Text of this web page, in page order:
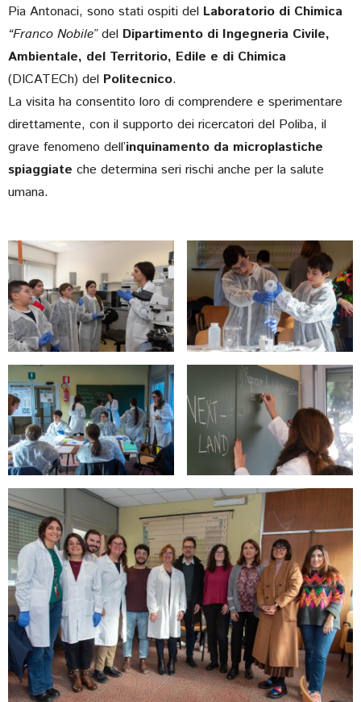
Pia Antonaci, sono stati ospiti del Laboratorio di Chimica
“Franco Nobile”del Dipartimento di Ingegneria Civile,
Ambientale, del Territorio, Edile e di Chimica
(DICATECh) del Politecnico.
La visita ha consentito loro di comprendere e sperimentare
direttamente, con il supporto dei ricercatori del Poliba, il
grave fenomeno dell’inquinamento da microplastiche
spiaggiate che determina seri rischi anche per la salute
umana.